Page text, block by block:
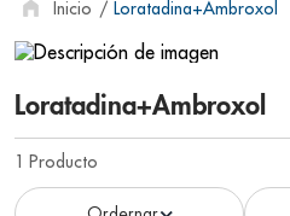
Loratadina+ambroxol
Loratadina+ambroxol
1 Producto
1. protector solar
2. pañales
3. eucerin
4. cerave